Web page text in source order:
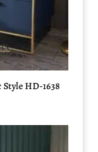
HD-1638